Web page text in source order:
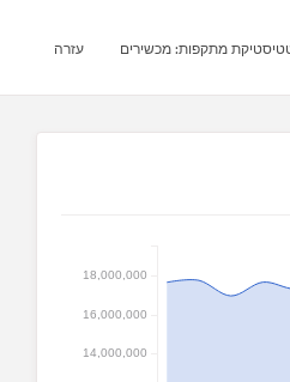
מתקפות: מכשירים עזרה
14,000,000
16,000,000
18,000,000